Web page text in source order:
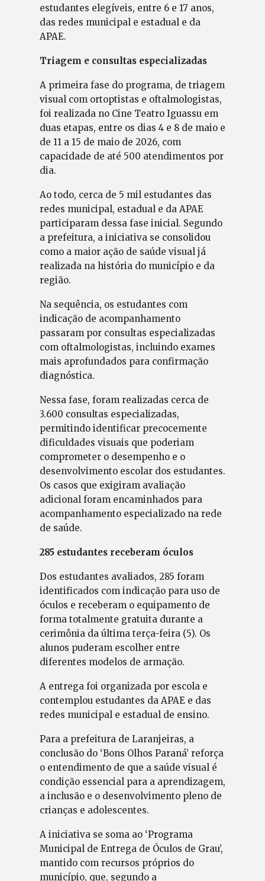
estudantes elegíveis, entre 6 e 17 anos,
das redes municipal e estadual e da
APAE.
Triagem e consultas especializadas
A primeira fase do programa, de triagem
visual com ortoptistas e oftalmologistas,
foi realizada no Cine Teatro Iguassu em
duas etapas, entre os dias 4 e 8 de maio e
de 11 a 15 de maio de 2026, com
capacidade de até 500 atendimentos por
dia.
Ao todo, cerca de 5 mil estudantes das
redes municipal, estadual e da APAE
participaram dessa fase inicial. Segundo
a prefeitura, a iniciativa se consolidou
como a maior ação de saúde visual já
realizada na história do município e da
região.
Na sequência, os estudantes com
indicação de acompanhamento
passaram por consultas especializadas
com oftalmologistas, incluindo exames
mais aprofundados para confirmação
diagnóstica.
Nessa fase, foram realizadas cerca de
3.600 consultas especializadas,
permitindo identificar precocemente
dificuldades visuais que poderiam
comprometer o desempenho e o
desenvolvimento escolar dos estudantes.
Os casos que exigiram avaliação
adicional foram encaminhados para
acompanhamento especializado na rede
de saúde.
285 estudantes receberam óculos
Dos estudantes avaliados, 285 foram
identificados com indicação para uso de
óculos e receberam o equipamento de
forma totalmente gratuita durante a
cerimônia da última terça-feira (5). Os
alunos puderam escolher entre
diferentes modelos de armação.
A entrega foi organizada por escola e
contemplou estudantes da APAE e das
redes municipal e estadual de ensino.
Para a prefeitura de Laranjeiras, a
conclusão do ‘Bons Olhos Paraná’ reforça
o entendimento de que a saúde visual é
condição essencial para a aprendizagem,
a inclusão e o desenvolvimento pleno de
crianças e adolescentes.
A iniciativa se soma ao ‘Programa
Municipal de Entrega de Óculos de Grau’,
mantido com recursos próprios do
município, que, segundo a